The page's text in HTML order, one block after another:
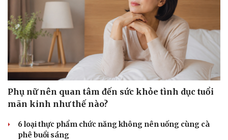
Du lịch
Săn Tour
check-in
Podcast
Câu chuyện thời sự
Đọc truyện đêm khuya
Cửa sổ tình yêu
Hạt giống tâm hồn
Phụ nữ nên quan tâm đến sức khỏe tình dục tuổi
mãn kinh như thế nào?
6 loại thực phẩm chức năng không nên uống cùng cà
phê buổi sáng